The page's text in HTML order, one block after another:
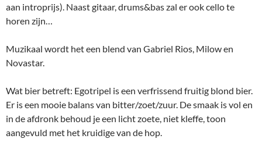
aan introprijs). Naast gitaar, drums&bas zal er ook cello te
horen zijn…
Muzikaal wordt het een blend van Gabriel Rios, Milow en
Novastar.
Wat bier betreft: Egotripel is een verfrissend fruitig blond bier.
Er is een mooie balans van bitter/zoet/zuur. De smaak is vol en
in de afdronk behoud je een licht zoete, niet kleffe, toon
aangevuld met het kruidige van de hop.